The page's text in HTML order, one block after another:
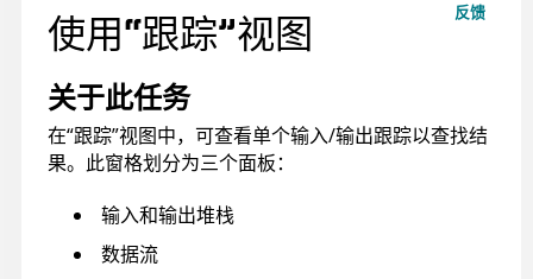
反馈
使用“跟踪”视图
关于此任务
在“跟踪”视图中，可查看单个输入/输出跟踪以查找结
果。此窗格划分为三个面板：
输入和输出堆栈
数据流